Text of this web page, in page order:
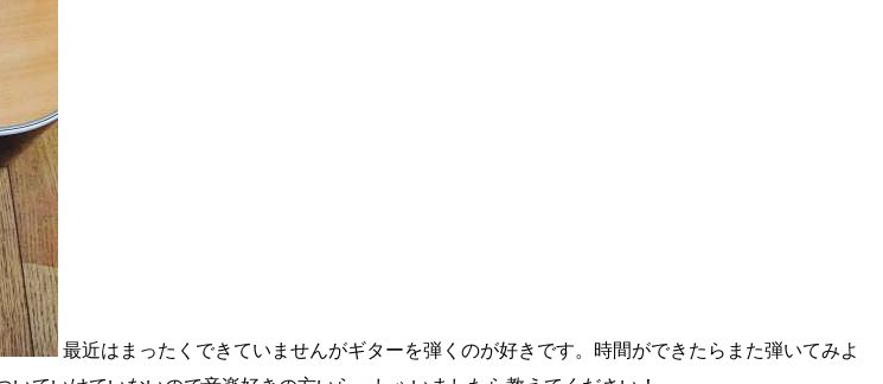
最近はまったくできていませんがギターを弾くのが好きです。時間ができたらまた弾いてみよ